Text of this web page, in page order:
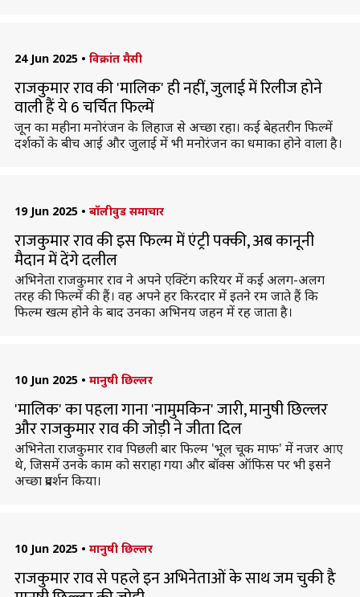
24 Jun 2025 • विक्रांत मैसी
राजकुमार राव की 'मालिक' ही नहीं, जुलाई में रिलीज होने
वाली हैं ये 6 चर्चित फिल्में
जून का महीना मनोरंजन के लिहाज से अच्छा रहा। कई बेहतरीन फिल्में
दर्शकों के बीच आई और जुलाई में भी मनोरंजन का धमाका होने वाला है।
19 Jun 2025 • बॉलीवुड समाचार
राजकुमार राव की इस फिल्म में एंट्री पक्की, अब कानूनी
मैदान में देंगे दलील
अभिनेता राजकुमार राव ने अपने एक्टिंग करियर में कई अलग-अलग
तरह की फिल्में की हैं। वह अपने हर किरदार में इतने रम जाते हैं कि
फिल्म खत्म होने के बाद उनका अभिनय जहन में रह जाता है।
10 Jun 2025 • मानुषी छिल्लर
'मालिक' का पहला गाना 'नामुमकिन' जारी, मानुषी छिल्लर
और राजकुमार राव की जोड़ी ने जीता दिल
अभिनेता राजकुमार राव पिछली बार फिल्म 'भूल चूक माफ' में नजर आए
थे, जिसमें उनके काम को सराहा गया और बॉक्स ऑफिस पर भी इसने
अच्छा प्रदर्शन किया।
10 Jun 2025 • मानुषी छिल्लर
राजकुमार राव से पहले इन अभिनेताओं के साथ जम चुकी है